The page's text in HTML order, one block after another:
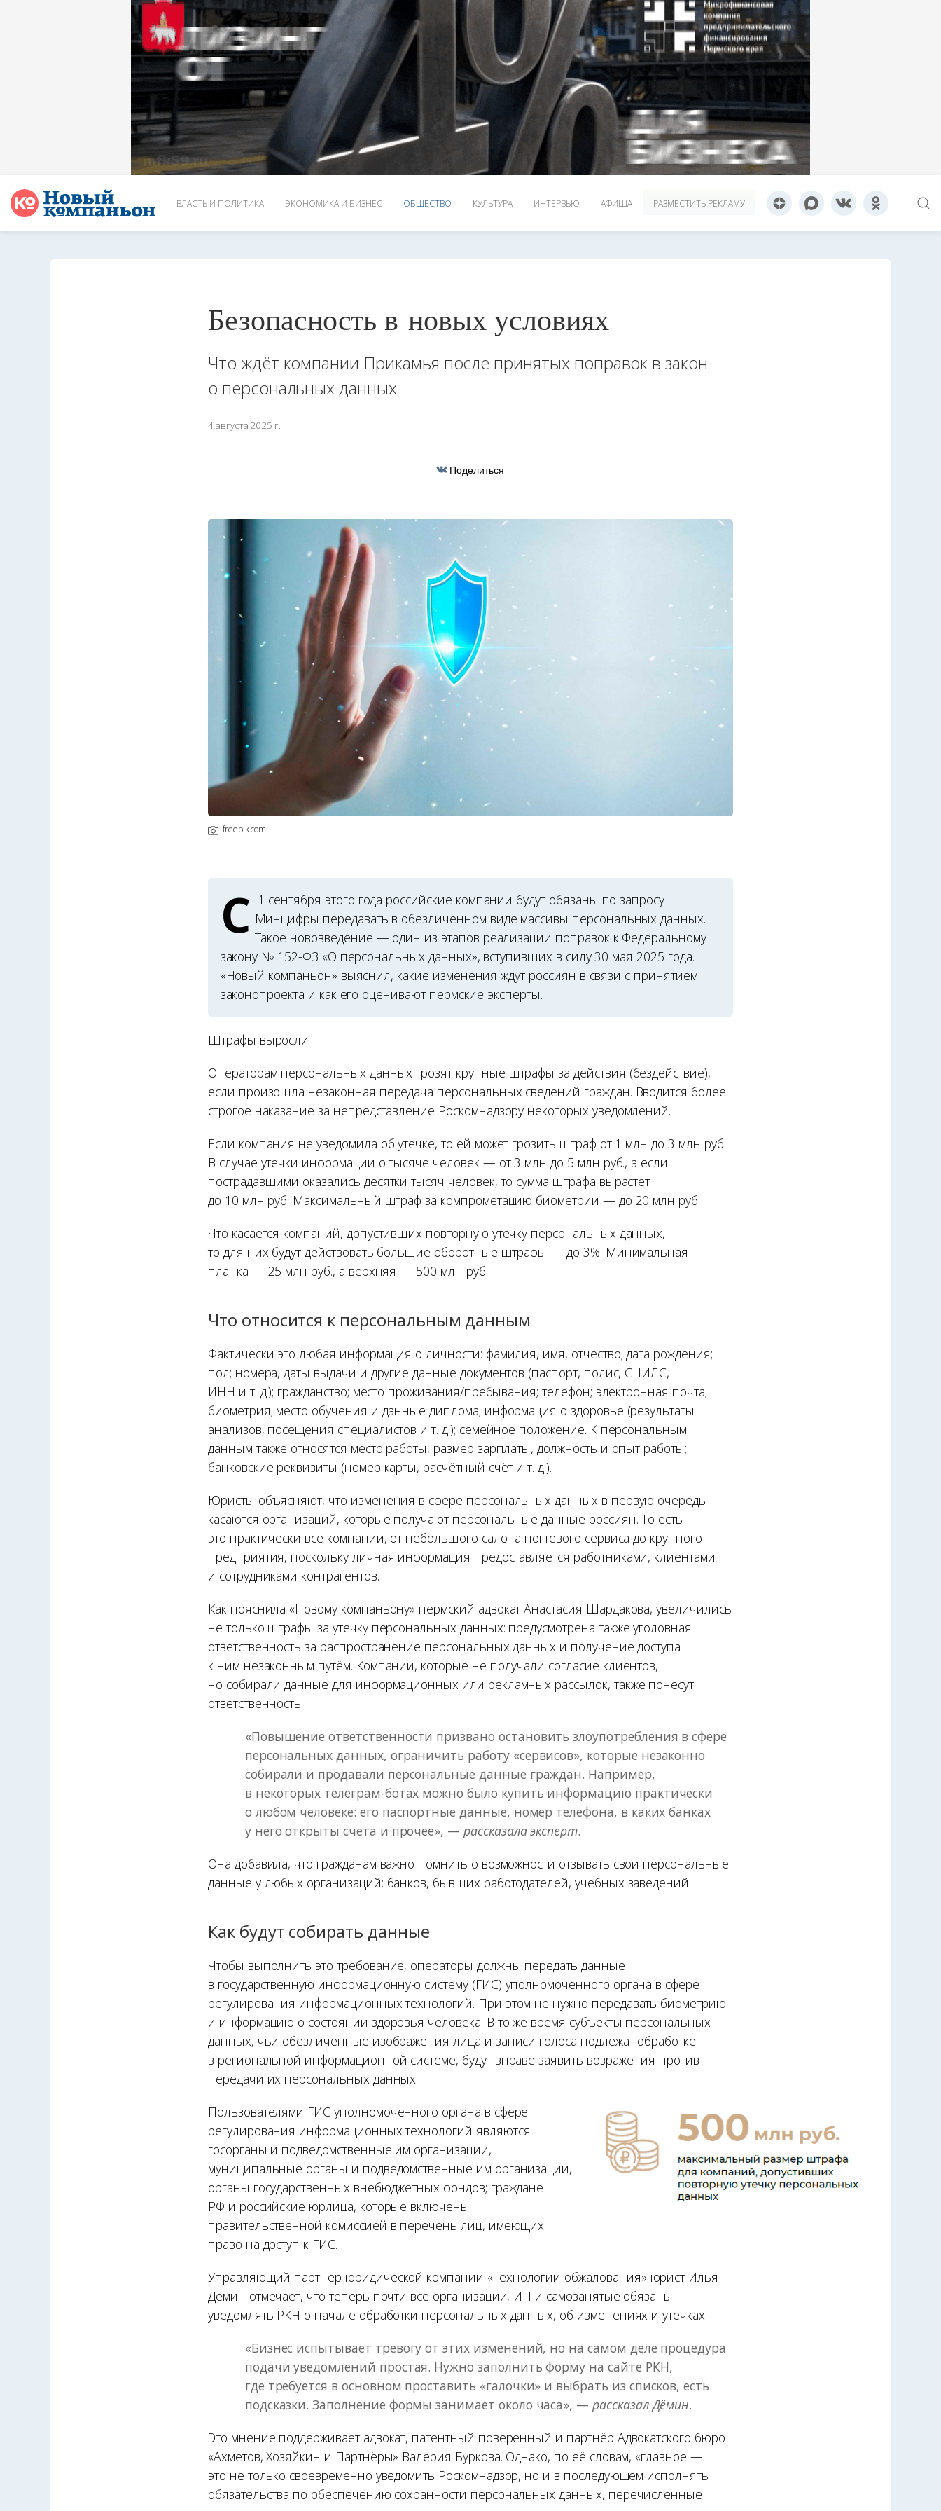
ВЛАСТЬ И ПОЛИТИКА ЭКОНОМИКА И БИЗНЕС ОБЩЕСТВО КУЛЬТУРА ИНТЕРВЬЮ АФИША РАЗМЕСТИТЬ РЕКЛАМУ
Безопасность в новых условиях
Что ждёт компании Прикамья после принятых поправок в закон
о персональных данных
4 августа 2025 г.
Поделиться
freepik.com
С 1 сентября этого года российские компании будут обязаны по запросу
Минцифры передавать в обезличенном виде массивы персональных данных.
Такое нововведение — один из этапов реализации поправок к Федеральному
закону № 152-ФЗ «О персональных данных», вступивших в силу 30 мая 2025 года.
«Новый компаньон» выяснил, какие изменения ждут россиян в связи с принятием
законопроекта и как его оценивают пермские эксперты.
Штрафы выросли
Операторам персональных данных грозят крупные штрафы за действия (бездействие),
если произошла незаконная передача персональных сведений граждан. Вводится более
строгое наказание за непредставление Роскомнадзору некоторых уведомлений.
Если компания не уведомила об утечке, то ей может грозить штраф от 1 млн до 3 млн руб.
В случае утечки информации о тысяче человек — от 3 млн до 5 млн руб., а если
пострадавшими оказались десятки тысяч человек, то сумма штрафа вырастет
до 10 млн руб. Максимальный штраф за компрометацию биометрии — до 20 млн руб.
Что касается компаний, допустивших повторную утечку персональных данных,
то для них будут действовать большие оборотные штрафы — до 3%. Минимальная
планка — 25 млн руб., а верхняя — 500 млн руб.
Что относится к персональным данным
Фактически это любая информация о личности: фамилия, имя, отчество; дата рождения;
пол; номера, даты выдачи и другие данные документов (паспорт, полис, СНИЛС,
ИНН и т. д.); гражданство; место проживания/пребывания; телефон; электронная почта;
биометрия; место обучения и данные диплома; информация о здоровье (результаты
анализов, посещения специалистов и т. д.); семейное положение. К персональным
данным также относятся место работы, размер зарплаты, должность и опыт работы;
банковские реквизиты (номер карты, расчётный счёт и т. д.).
Юристы объясняют, что изменения в сфере персональных данных в первую очередь
касаются организаций, которые получают персональные данные россиян. То есть
это практически все компании, от небольшого салона ногтевого сервиса до крупного
предприятия, поскольку личная информация предоставляется работниками, клиентами
и сотрудниками контрагентов.
Как пояснила «Новому компаньону» пермский адвокат Анастасия Шардакова, увеличились
не только штрафы за утечку персональных данных: предусмотрена также уголовная
ответственность за распространение персональных данных и получение доступа
к ним незаконным путём. Компании, которые не получали согласие клиентов,
но собирали данные для информационных или рекламных рассылок, также понесут
ответственность.
«Повышение ответственности призвано остановить злоупотребления в сфере
персональных данных, ограничить работу «сервисов», которые незаконно
собирали и продавали персональные данные граждан. Например,
в некоторых телеграм-ботах можно было купить информацию практически
о любом человеке: его паспортные данные, номер телефона, в каких банках
у него открыты счета и прочее», —рассказала эксперт.
Она добавила, что гражданам важно помнить о возможности отзывать свои персональные
данные у любых организаций: банков, бывших работодателей, учебных заведений.
Как будут собирать данные
Чтобы выполнить это требование, операторы должны передать данные
в государственную информационную систему (ГИС) уполномоченного органа в сфере
регулирования информационных технологий. При этом не нужно передавать биометрию
и информацию о состоянии здоровья человека. В то же время субъекты персональных
данных, чьи обезличенные изображения лица и записи голоса подлежат обработке
в региональной информационной системе, будут вправе заявить возражения против
передачи их персональных данных.
Пользователями ГИС уполномоченного органа в сфере
регулирования информационных технологий являются
госорганы и подведомственные им организации,
муниципальные органы и подведомственные им организации,
органы государственных внебюджетных фондов; граждане
РФ и российские юрлица, которые включены
правительственной комиссией в перечень лиц, имеющих
право на доступ к ГИС.
Управляющий партнёр юридической компании «Технологии обжалования» юрист Илья
Дёмин отмечает, что теперь почти все организации, ИП и самозанятые обязаны
уведомлять РКН о начале обработки персональных данных, об изменениях и утечках.
«Бизнес испытывает тревогу от этих изменений, но на самом деле процедура
подачи уведомлений простая. Нужно заполнить форму на сайте РКН,
где требуется в основном проставить «галочки» и выбрать из списков, есть
подсказки. Заполнение формы занимает около часа», —рассказал Дёмин.
Это мнение поддерживает адвокат, патентный поверенный и партнёр Адвокатского бюро
«Ахметов, Хозяйкин и Партнёры» Валерия Буркова. Однако, по её словам, «главное —
это не только своевременно уведомить Роскомнадзор, но и в последующем исполнять
обязательства по обеспечению сохранности персональных данных, перечисленные